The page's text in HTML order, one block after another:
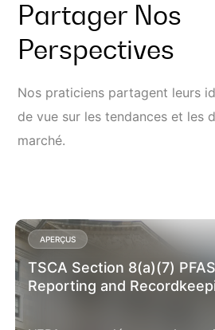
Partager Nos
Perspectives
Nos praticiens partagent leurs
de vue sur les tendances et les
marché.
APERÇUS
TSCA Section 8(a)(7) PFAS
Reporting and